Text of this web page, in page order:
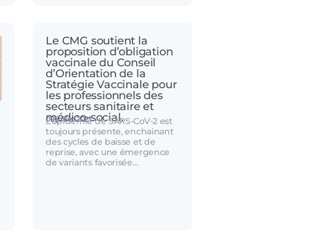
Le CMG soutient la
proposition d’obligation
vaccinale du Conseil
d’Orientation de la
Stratégie Vaccinale pour
les professionnels des
secteurs sanitaire et
médico-social.
09 juillet 2021
L’épidémie de SARS-CoV-2 est
toujours présente, enchainant
des cycles de baisse et de
reprise, avec une émergence
de variants favorisée…